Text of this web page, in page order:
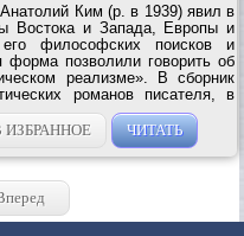
Ким (р. в 1939) явил в
Востока и Запада, Европы и
философских поисков и
форма позволили говорить об
реализме». В сборник
романов писателя, в
бессмертия человека. По
ИЗБРАННОЕ ЧИТАТЬ